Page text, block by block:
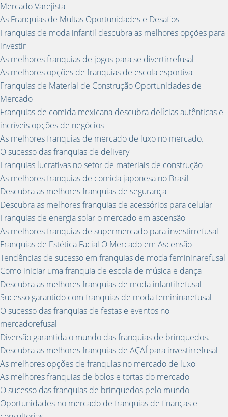
Mercado Varejista
As Franquias de Multas Oportunidades e Desafios
Franquias de moda infantil descubra as melhores opções para
investir
As melhores franquias de jogos para se divertirrefusal
As melhores opções de franquias de escola esportiva
Franquias de Material de Construção Oportunidades de
Mercado
Franquias de comida mexicana descubra delícias autênticas e
incríveis opções de negócios
As melhores franquias de mercado de luxo no mercado.
O sucesso das franquias de delivery
Franquias lucrativas no setor de materiais de construção
As melhores franquias de comida japonesa no Brasil
Descubra as melhores franquias de segurança
Descubra as melhores franquias de acessórios para celular
Franquias de energia solar o mercado em ascensão
As melhores franquias de supermercado para investirrefusal
Franquias de Estética Facial O Mercado em Ascensão
Tendências de sucesso em franquias de moda femininarefusal
Como iniciar uma franquia de escola de música e dança
Descubra as melhores franquias de moda infantilrefusal
Sucesso garantido com franquias de moda femininarefusal
O sucesso das franquias de festas e eventos no
mercadorefusal
Diversão garantida o mundo das franquias de brinquedos.
Descubra as melhores franquias de AÇAÍ para investirrefusal
As melhores opções de franquias no mercado de luxo
As melhores franquias de bolos e tortas do mercado
O sucesso das franquias de brinquedos pelo mundo
Oportunidades no mercado de franquias de finanças e